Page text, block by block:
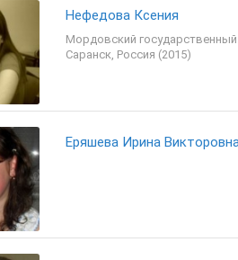
Нефедова Ксения
Мордовский
Саранск, Россия (2015)
Еряшева Ирина